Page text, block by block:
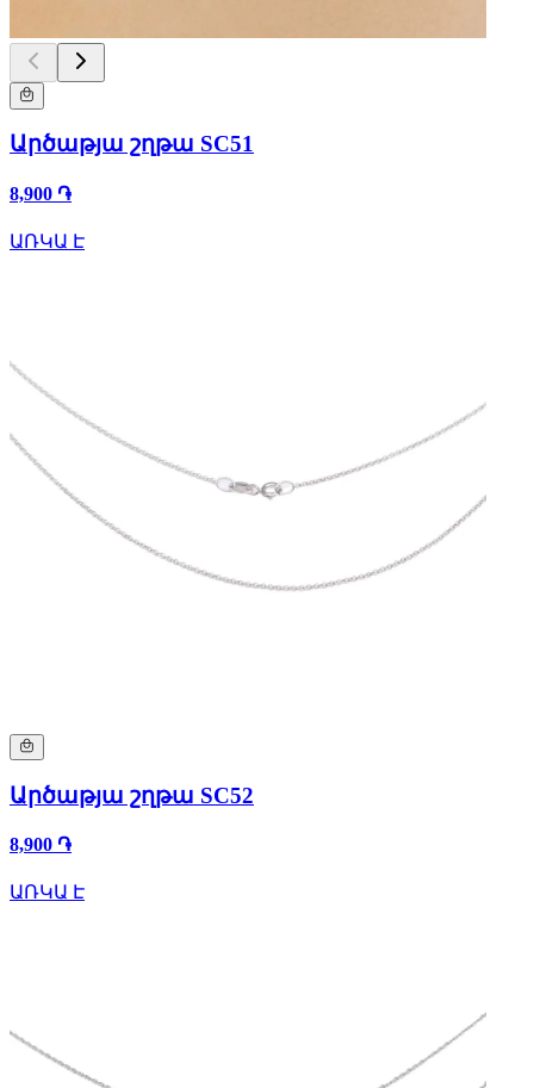
Արծաթյա շղթա SC51
8,900 ֏
ԱՌԿԱ Է
Արծաթյա շղթա SC52
8,900 ֏
ԱՌԿԱ Է